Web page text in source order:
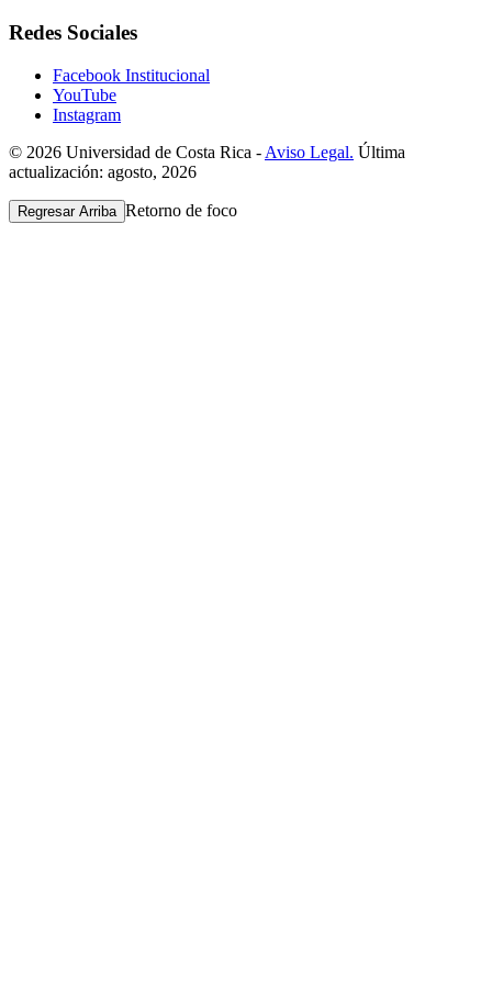
Redes Sociales
Facebook Institucional
YouTube
Instagram
© 2026 Universidad de Costa Rica - Aviso Legal. Última
actualización: agosto, 2026
Regresar Arriba Retorno de foco